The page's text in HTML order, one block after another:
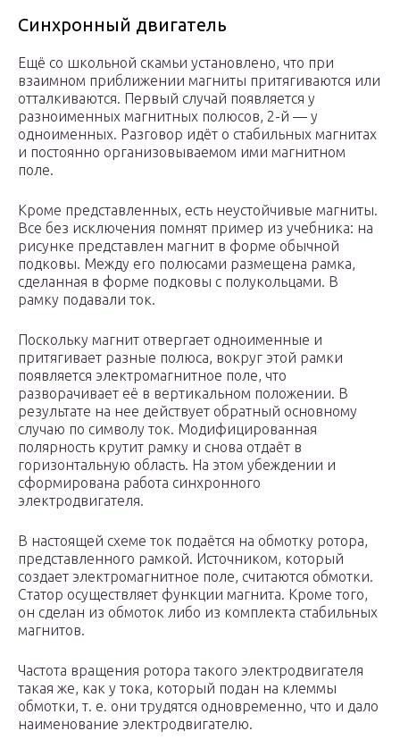
Синхронный двигатель
Ещё со школьной скамьи установлено, что при
взаимном приближении магниты притягиваются или
отталкиваются. Первый случай появляется у
разноименных магнитных полюсов, 2-й — у
одноименных. Разговор идёт о стабильных магнитах
и постоянно организовываемом ими магнитном
поле.
Кроме представленных, есть неустойчивые магниты.
Все без исключения помнят пример из учебника: на
рисунке представлен магнит в форме обычной
подковы. Между его полюсами размещена рамка,
сделанная в форме подковы с полукольцами. В
рамку подавали ток.
Поскольку магнит отвергает одноименные и
притягивает разные полюса, вокруг этой рамки
появляется электромагнитное поле, что
разворачивает её в вертикальном положении. В
результате на нее действует обратный основному
случаю по символу ток. Модифицированная
полярность крутит рамку и снова отдаёт в
горизонтальную область. На этом убеждении и
сформирована работа синхронного
электродвигателя.
В настоящей схеме ток подаётся на обмотку ротора,
представленного рамкой. Источником, который
создает электромагнитное поле, считаются обмотки.
Статор осуществляет функции магнита. Кроме того,
он сделан из обмоток либо из комплекта стабильных
магнитов.
Частота вращения ротора такого электродвигателя
такая же, как у тока, который подан на клеммы
обмотки, т. е. они трудятся одновременно, что и дало
наименование электродвигателю.